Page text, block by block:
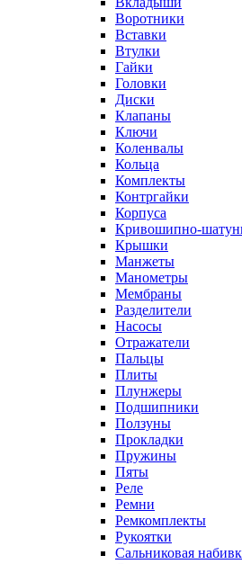
Воротники
Вставки
Втулки
Гайки
Головки
Диски
Клапаны
Ключи
Коленвалы
Кольца
Комплекты
Контргайки
Корпуса
Кривошипно-
Крышки
Манжеты
Манометры
Мембраны
Разделители
Насосы
Отражатели
Пальцы
Плиты
Плунжеры
Подшипники
Ползуны
Прокладки
Пружины
Пяты
Реле
Ремни
Ремкомплекты
Рукоятки
Сальниковая